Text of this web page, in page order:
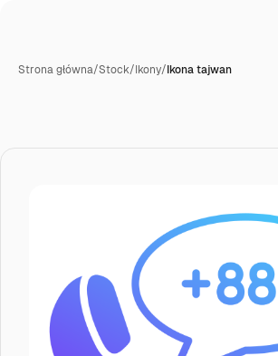
Strona główna/Stock/Ikony/Ikona tajwan